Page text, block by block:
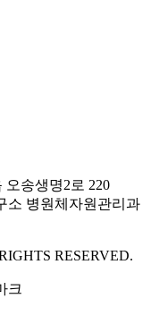
오송생명2로 220
소 병원체자원관리과
RESERVED.